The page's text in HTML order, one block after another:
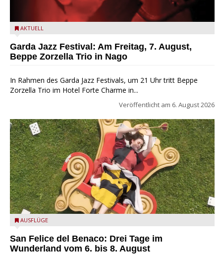
Beppe Zorzella Trio zu Gast beim Garda Jazz Festival
AKTUELL
Garda Jazz Festival: Am Freitag, 7. August,
Beppe Zorzella Trio in Nago
In Rahmen des Garda Jazz Festivals, um 21 Uhr tritt Beppe
Zorzella Trio im Hotel Forte Charme in...
Veröffentlicht am 6. August 2026
San Felice del Benaco: Drei Tage im Wunderland
AUSFLÜGE
San Felice del Benaco: Drei Tage im
Wunderland vom 6. bis 8. August